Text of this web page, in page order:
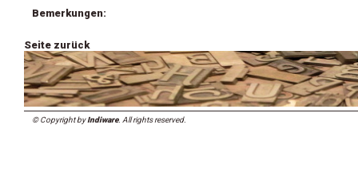
Bemerkungen:
Seite zurück
© Copyright byIndiware. All rights reserved.